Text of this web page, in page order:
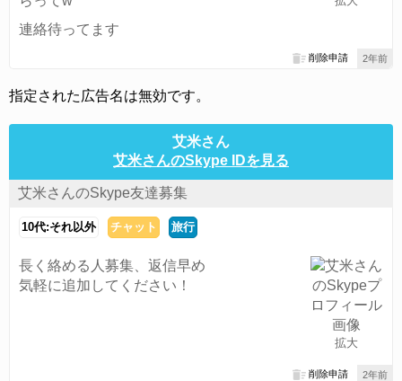
連絡待ってます
2年前
削除申請
指定された広告名は無効です。
艾米さん
艾米さんのSkype IDを見る
艾米さんのSkype友達募集
10代:それ以外 チャット 旅行
拡大
長く絡める人募集、返信早め
気軽に追加してください！
2年前
削除申請